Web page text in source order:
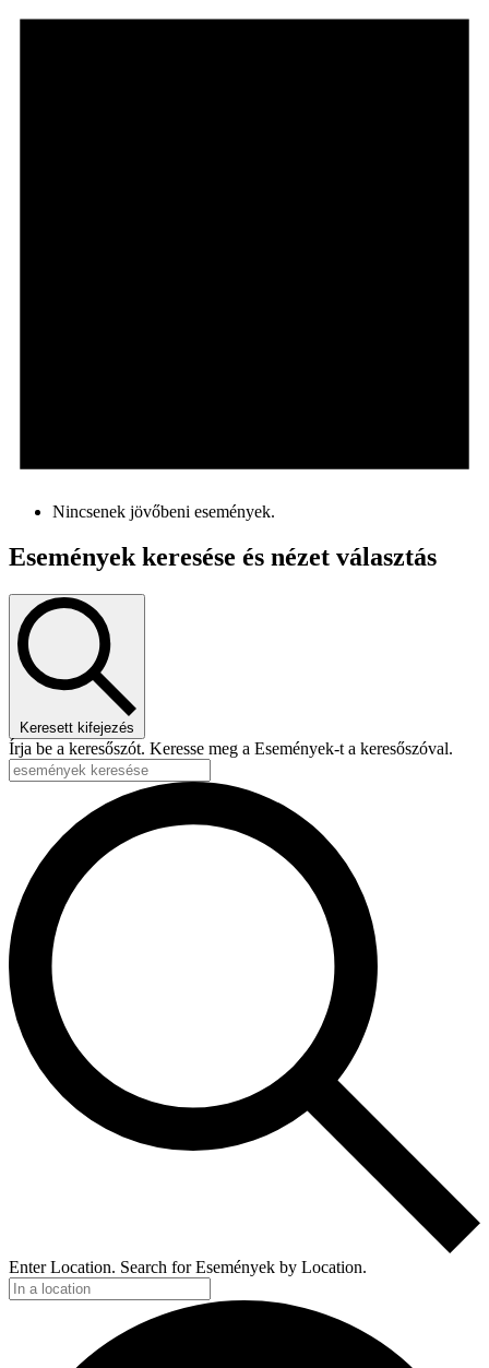
Nincsenek jövőbeni események.
Események keresése és nézet választás
Keresett kifejezés
Írja be a keresőszót. Keresse meg a Események-t a keresőszóval.
Enter Location. Search for Események by Location.